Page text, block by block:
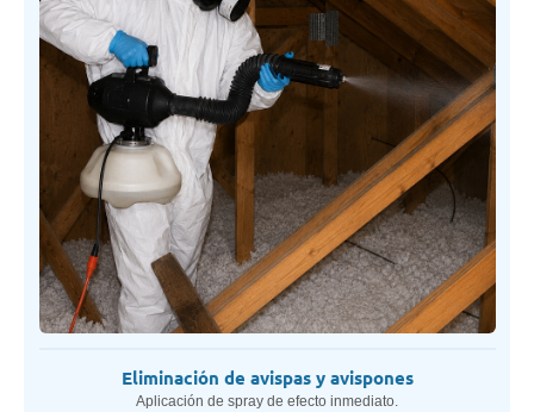
Eliminación de avispas y avispones
Aplicación de spray de efecto inmediato.